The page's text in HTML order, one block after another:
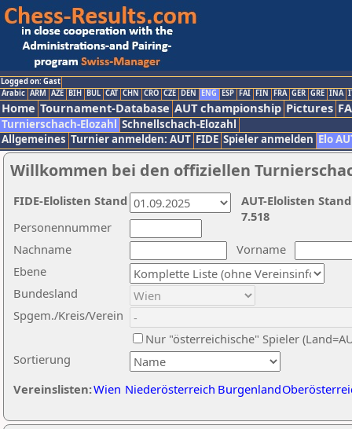
Logged on: Gast
Arabic ARM AZE BIH BUL CAT CHN CRO CZE DEN ENG ESP FAI FIN FRA GER GRE INA
Home Tournament-Database AUT championship Pictures
Turnierschach-Elozahl Schnellschach-Elozahl
Allgemeines Turnier anmelden: AUT FIDE Spieler anmelden Elo
Willkommen bei den offiziellen
Nachname
Vorname
Ebene
Sortierung
Personennummer
Bundesland
Spgem./Kreis/Verein
Nur "österreichische" Spieler
Vereinslisten:Wien Niederösterreich Burgenland
AUT-Elolisten
7.518
FIDE-Elolisten Stand